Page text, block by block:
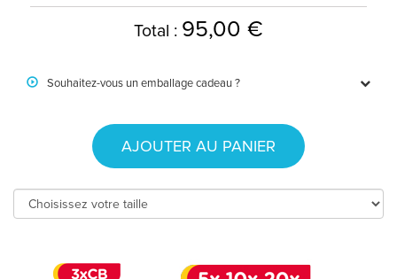
Total : 95,00 €
Souhaitez-vous un emballage cadeau ?
AJOUTER AU PANIER